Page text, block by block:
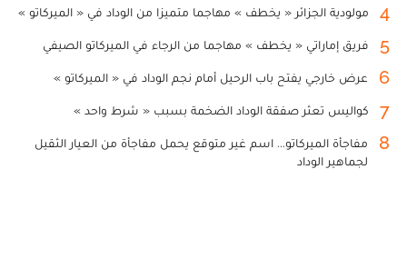
4 مولودية الجزائر « يخطف » مهاجما متميزا من الوداد في « الميركاتو »
5 فريق إماراتي « يخطف » مهاجما من الرجاء في الميركاتو الصيفي
6 عرض خارجي يفتح باب الرحيل أمام نجم الوداد في « الميركاتو »
7 كواليس تعثر صفقة الوداد الضخمة بسبب « شرط واحد »
8
مفاجأة الميركاتو... اسم غير متوقع يحمل مفاجأة من العيار الثقيل
لجماهير الوداد